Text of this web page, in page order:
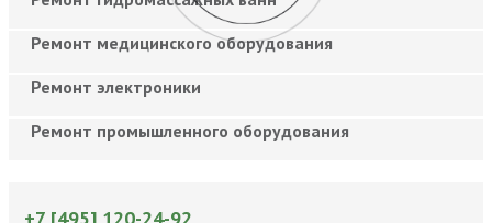
Ремонт медицинского оборудования
Ремонт электроники
Ремонт промышленного оборудования